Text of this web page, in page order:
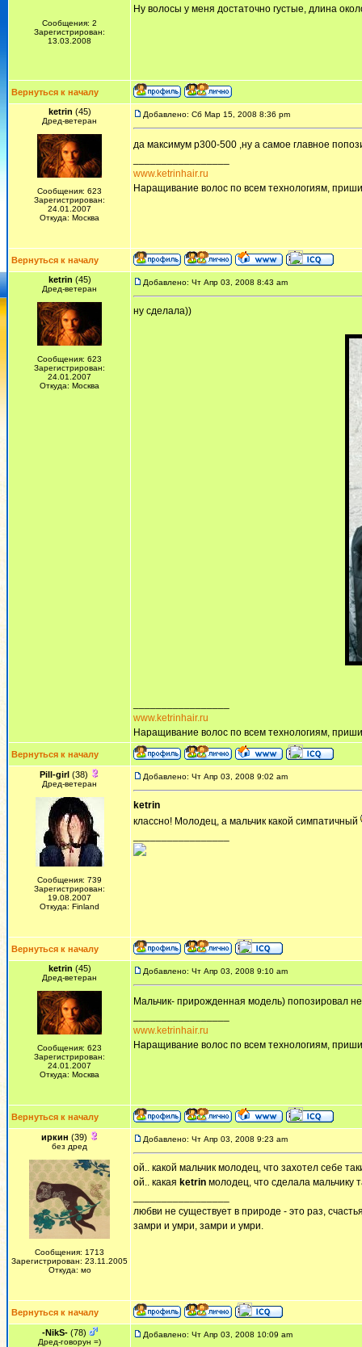
Сообщения: 2
Зарегистрирован:
13.03.2008
Ну волосы у меня достаточно густые, длина
Вернуться к началу
ketrin (45)
Дред-ветеран
Сообщения: 623
Зарегистрирован:
24.01.2007
Откуда: Москва
Добавлено: Сб Мар 15, 2008 8:36 pm
да максимум р300-500 ,ну а самое главное
www.ketrinhair.ru
Наращивание волос по всем технологиям,
Вернуться к началу
ketrin (45)
Дред-ветеран
Сообщения: 623
Зарегистрирован:
24.01.2007
Откуда: Москва
Добавлено: Чт Апр 03, 2008 8:43 am
ну сделала))
www.ketrinhair.ru
Наращивание волос по всем технологиям,
Вернуться к началу
Pill-girl (38)
Дред-ветеран
Сообщения: 739
Зарегистрирован:
19.08.2007
Откуда: Finland
Добавлено: Чт Апр 03, 2008 9:02 am
ketrin
классно! Молодец, а мальчик какой симпатичный
Вернуться к началу
ketrin (45)
Дред-ветеран
Сообщения: 623
Зарегистрирован:
24.01.2007
Откуда: Москва
Добавлено: Чт Апр 03, 2008 9:10 am
Мальчик- прирожденная модель) попозировал
www.ketrinhair.ru
Наращивание волос по всем технологиям,
Вернуться к началу
иркин (39)
без дред
Сообщения: 1713
Зарегистрирован: 23.11.2005
Откуда: мо
Добавлено: Чт Апр 03, 2008 9:23 am
ой.. какой мальчик молодец, что захотел себе
ой.. какая ketrin молодец, что сделала мальчику
любви не существует в природе - это раз,
замри и умри, замри и умри.
Вернуться к началу
-NikS-(78)
Дред-говорун =)
Добавлено: Чт Апр 03, 2008 10:09 am